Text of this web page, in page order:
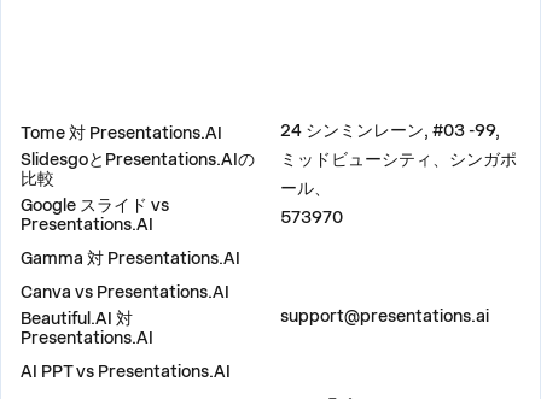
Tome 対 Presentations.AI
SlidesgoとPresentations.AIの
比較
Google スライド vs
Presentations.AI
Gamma 対 Presentations.AI
Canva vs Presentations.AI
Beautiful.AI 対
Presentations.AI
AI PPT vs Presentations.AI
24 シンミンレーン, #03 -99,
ミッドビューシティ、シンガポ
ール、
573970
support@presentations.ai